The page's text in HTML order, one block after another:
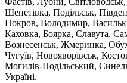
Шепетівка, Подільськ,
Покров, Володимир,
Каховка, Боярка, Славута,
Вознесенськ, Жмеринка,
Чугуїв, Новояворівськ,
Могилів-Подільський,
Україні.